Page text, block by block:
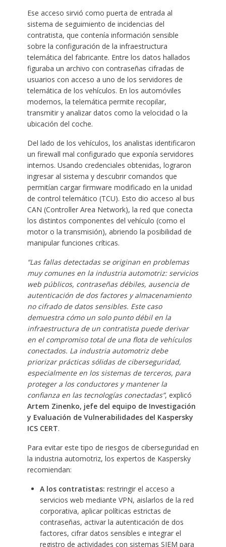
Ese acceso sirvió como puerta de entrada al
sistema de seguimiento de incidencias del
contratista, que contenía información sensible
sobre la configuración de la infraestructura
telemática del fabricante. Entre los datos hallados
figuraba un archivo con contraseñas cifradas de
usuarios con acceso a uno de los servidores de
telemática de los vehículos. En los automóviles
modernos, la telemática permite recopilar,
transmitir y analizar datos como la velocidad o la
ubicación del coche.
Del lado de los vehículos, los analistas identificaron
un firewall mal configurado que exponía servidores
internos. Usando credenciales obtenidas, lograron
ingresar al sistema y descubrir comandos que
permitían cargar firmware modificado en la unidad
de control telemático (TCU). Esto dio acceso al bus
CAN (Controller Area Network), la red que conecta
los distintos componentes del vehículo (como el
motor o la transmisión), abriendo la posibilidad de
manipular funciones críticas.
“Las fallas detectadas se originan en problemas
muy comunes en la industria automotriz: servicios
web públicos, contraseñas débiles, ausencia de
autenticación de dos factores y almacenamiento
no cifrado de datos sensibles. Este caso
demuestra cómo un solo punto débil en la
infraestructura de un contratista puede derivar
en el compromiso total de una flota de vehículos
conectados. La industria automotriz debe
priorizar prácticas sólidas de ciberseguridad,
especialmente en los sistemas de terceros, para
proteger a los conductores y mantener la
confianza en las tecnologías conectadas”, explicó
Artem Zinenko, jefe del equipo de Investigación
y Evaluación de Vulnerabilidades del Kaspersky
ICS CERT.
Para evitar este tipo de riesgos de ciberseguridad en
la industria automotriz, los expertos de Kaspersky
recomiendan:
A los contratistas: restringir el acceso a
servicios web mediante VPN, aislarlos de la red
corporativa, aplicar políticas estrictas de
contraseñas, activar la autenticación de dos
factores, cifrar datos sensibles e integrar el
registro de actividades con sistemas SIEM para